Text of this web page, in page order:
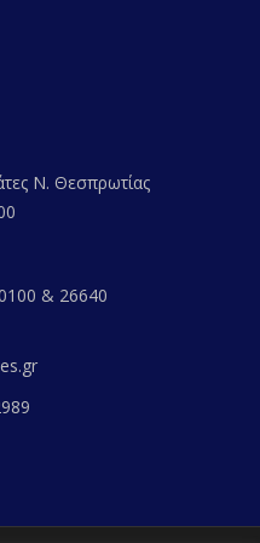
Ν. Θεσπρωτίας
& 26640